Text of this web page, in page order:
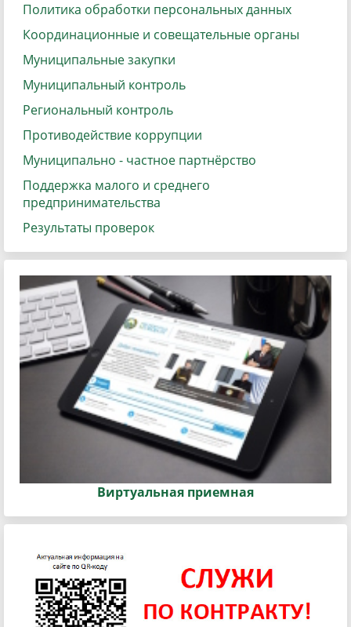
Политика обработки персональных данных
Координационные и совещательные органы
Муниципальные закупки
Муниципальный контроль
Региональный контроль
Противодействие коррупции
Муниципально - частное партнёрство
Поддержка малого и среднего
предпринимательства
Результаты проверок
Виртуальная приемная